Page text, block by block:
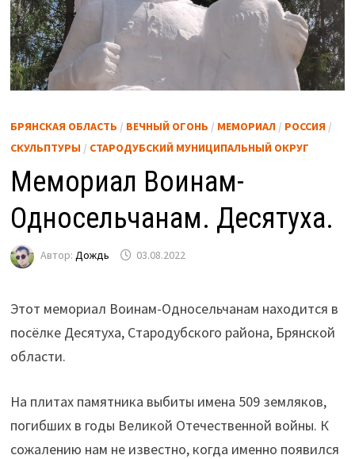
БРЯНСКАЯ ОБЛАСТЬ / ВЕЧНЫЙ ОГОНЬ / МЕМОРИАЛ/ РОССИЯ /
СКУЛЬПТУРЫ / СТАРОДУБСКИЙ МУНИЦИПАЛЬНЫЙ ОКРУГ
Мемориал Воинам-
Односельчанам. Десятуха.
Автор: Дождь 03.08.2022
Этот мемориал Воинам-Односельчанам находится в
посёлке Десятуха, Стародубского района, Брянской
области.
На плитах памятника выбиты имена 509 земляков,
погибших в годы Великой Отечественной войны. К
сожалению нам не известно, когда именно появился